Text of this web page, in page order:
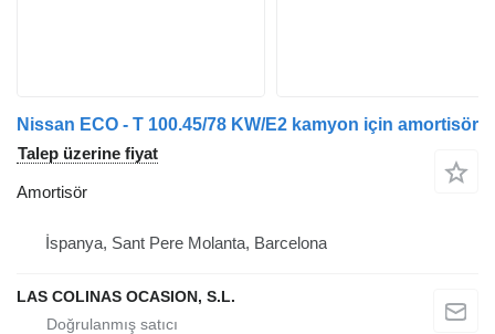
Nissan ECO - T 100.45/78 KW/E2 kamyon için amortisör
Talep üzerine fiyat
Amortisör
İspanya, Sant Pere Molanta, Barcelona
LAS COLINAS OCASION, S.L.